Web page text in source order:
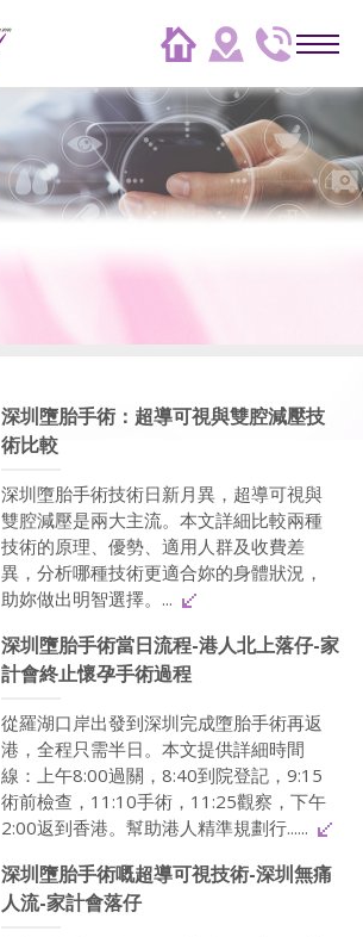
深圳墮胎手術：超導可視與雙腔減壓技
術比較
深圳墮胎手術技術日新月異，超導可視與
雙腔減壓是兩大主流。本文詳細比較兩種
技術的原理、優勢、適用人群及收費差
異，分析哪種技術更適合妳的身體狀況，
助妳做出明智選擇。...
深圳墮胎手術當日流程-港人北上落仔-家
計會終止懷孕手術過程
從羅湖口岸出發到深圳完成墮胎手術再返
港，全程只需半日。本文提供詳細時間
線：上午8:00過關，8:40到院登記，9:15
術前檢查，11:10手術，11:25觀察，下午
2:00返到香港。幫助港人精準規劃行......
深圳墮胎手術嘅超導可視技術-深圳無痛
人流-家計會落仔